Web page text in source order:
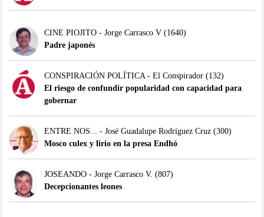
CINE PIOJITO - Jorge Carrasco V(1640)
Padre japonés
CONSPIRACIÓN POLÍTICA - El Conspirador(132)
El riesgo de confundir popularidad con capacidad para
gobernar
ENTRE NOS... - José Guadalupe Rodríguez Cruz(300)
Mosco culex y lirio en la presa Endhó
JOSEANDO - Jorge Carrasco V. (807)
Decepcionantes leones